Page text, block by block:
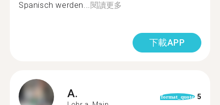
Spanisch werden...閱讀更多
下載APP
A. format_quote 5